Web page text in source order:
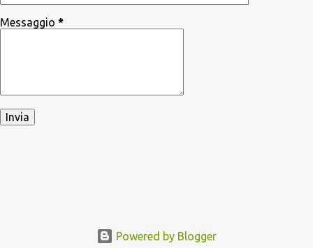
Messaggio *
Powered by Blogger